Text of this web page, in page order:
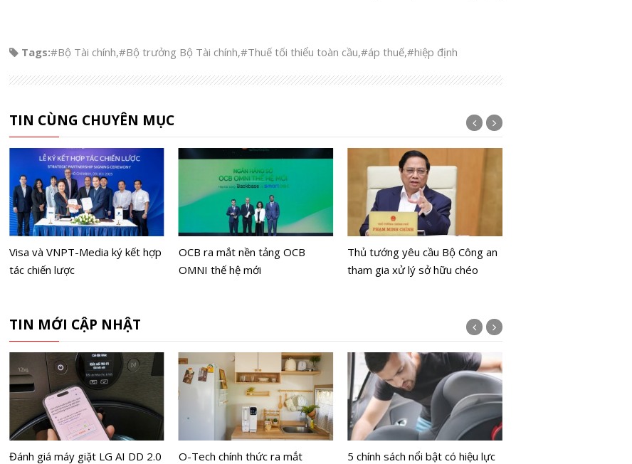
Tags:#Bộ Tài chính,#Bộ trưởng Bộ Tài chính,#Thuế tối thiểu toàn cầu,#áp thuế,#hiệp định
TIN CÙNG CHUYÊN MỤC
Visa và VNPT-Media ký kết hợp
tác chiến lược
OCB ra mắt nền tảng OCB
OMNI thế hệ mới
Thủ tướng yêu cầu Bộ Công an
tham gia xử lý sở hữu chéo
TIN MỚI CẬP NHẬT
Đánh giá máy giặt LG AI DD 2.0
O-Tech chính thức ra mắt
5 chính sách nổi bật có hiệu lực